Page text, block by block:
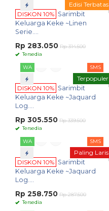
Edisi Terbatas
DISKON 10% Sarimbit
Keluarga Keke ~Linen
Serie....
Rp 283.050 Rp 314.500
Tersedia
Terpopuler
WA SMS
DISKON 10% Sarimbit
Keluarga Keke ~Jaquard
Log....
Rp 305.550 Rp 339.500
Tersedia
Paling Laris
WA SMS
DISKON 10% Sarimbit
Keluarga Keke ~Jaquard
Log....
Rp 258.750 Rp 287.500
Tersedia